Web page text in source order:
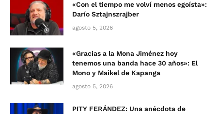
«Con el tiempo me volví menos egoísta»:
Darío Sztajnszrajber
agosto 5, 2026
«Gracias a la Mona Jiménez hoy
tenemos una banda hace 30 años»: El
Mono y Maikel de Kapanga
agosto 5, 2026
PITY FERÁNDEZ: Una anécdota de